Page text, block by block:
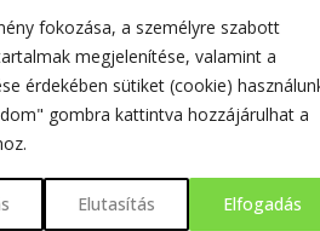
fokozása, a személyre szabott
megjelenítése, valamint a
érdekében sütiket (cookie)
gombra kattintva hozzájárulhat a
Elutasítás Elfogadás